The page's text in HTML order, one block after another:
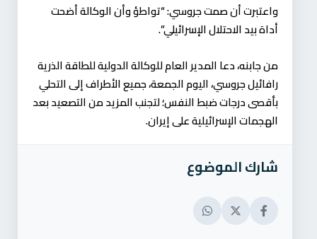
واعتبرت أن صمت جروسي: “تواطؤ وأن الوكالة أضحت
أداة بيد الاحتلال الإسرائيلي”.
من جابنه، دعا المدير العام للوكالة الدولية للطاقة الذرية
رافائيل جروسي، اليوم الجمعة، جميع الأطراف إلى التحلي
بأقصى درجات ضبط النفس؛ لتجنب المزيد من التصعيد بعد
الهجمات الإسرائيلية على إيران.
شارك الموضوع